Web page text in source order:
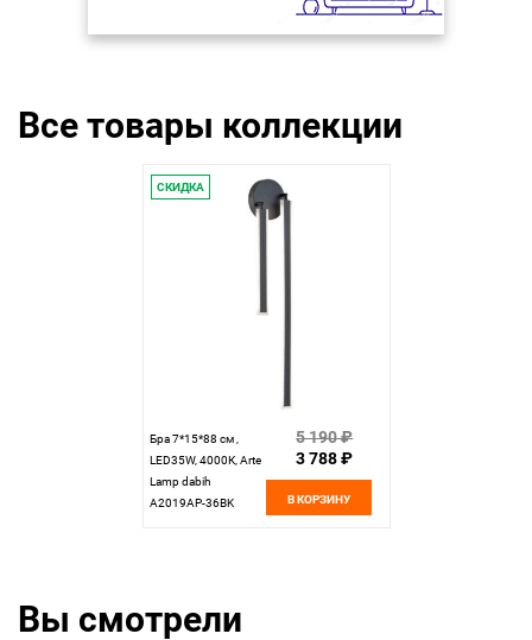
Все товары коллекции
СКИДКА
Бра 7*15*88 см ,
LED35W, 4000К, Arte
Lamp dabih
A2019AP-36BK
5 190 ₽
3 788 ₽
В КОРЗИНУ
Вы смотрели